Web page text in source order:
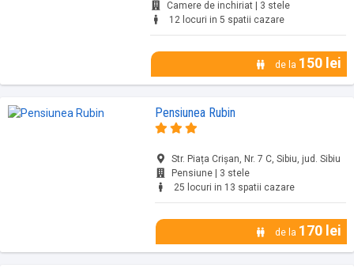
Camere de inchiriat | 3 stele
12 locuri in 5 spatii cazare
de la 150 lei
Pensiunea Rubin
Str. Piața Crișan, Nr. 7 C, Sibiu, jud. Sibiu
Pensiune | 3 stele
25 locuri in 13 spatii cazare
de la 170 lei